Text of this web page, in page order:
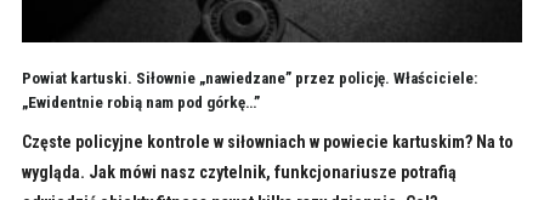
Powiat kartuski. Siłownie „nawiedzane” przez policję. Właściciele:
„Ewidentnie robią nam pod górkę…”
Częste policyjne kontrole w siłowniach w powiecie kartuskim? Na to
wygląda. Jak mówi nasz czytelnik, funkcjonariusze potrafią